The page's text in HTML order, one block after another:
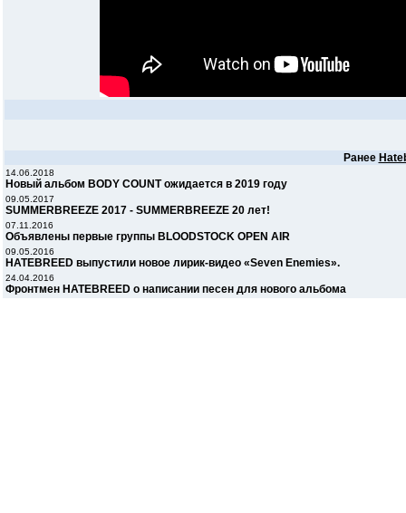
Ранее
14.06.2018
Новый альбом BODY COUNT ожидается в 2019 году
09.05.2017
SUMMERBREEZE 2017 - SUMMERBREEZE 20 лет!
07.11.2016
Объявлены первые группы BLOODSTOCK OPEN AIR
09.05.2016
HATEBREED выпустили новое лирик-видео «Seven Enemies».
24.04.2016
Фронтмен HATEBREED о написании песен для нового альбома